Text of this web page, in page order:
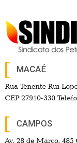
MACAÉ
Rua Tenente Rui
CEP 27910-330
CAMPOS
Av. 28 de Março, 485